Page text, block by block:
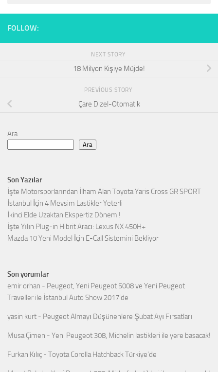
FOLLOW:
NEXT STORY
18 Milyon Kişiye Müjde!
PREVIOUS STORY
Çare Dizel-Otomatik
Ara
Ara
Son Yazılar
İşte Motorsporlarından İlham Alan Toyota Yaris Cross GR SPORT
İstanbul İçin 4 Mevsim Lastikler Yeterli
İkinci Elde Uzaktan Ekspertiz Dönemi!
İşte Yılın Plug-in Hibrit Aracı: Lexus NX 450H+
Mazda 10 Yeni Model İçin E-Call Sistemini Bekliyor
Son yorumlar
emir orhan - Peugeot, Yeni Peugeot 5008 ve Yeni Peugeot
Traveller ile İstanbul Auto Show 2017’de
yasin kurt - Peugeot Almayı Düşünenlere Şubat Ayı Fırsatları
Musa Çimen - Yeni Peugeot 308, Michelin lastikleri ile yere basacak!
Furkan Kılıç - Toyota Corolla Hatchback Türkiye’de